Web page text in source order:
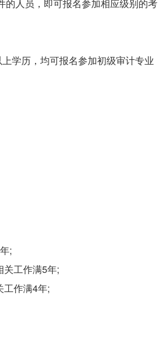
的人员，即可报名参加相应级别的考
学历，均可报名参加初级审计专业
;
工作满5年;
工作满4年;